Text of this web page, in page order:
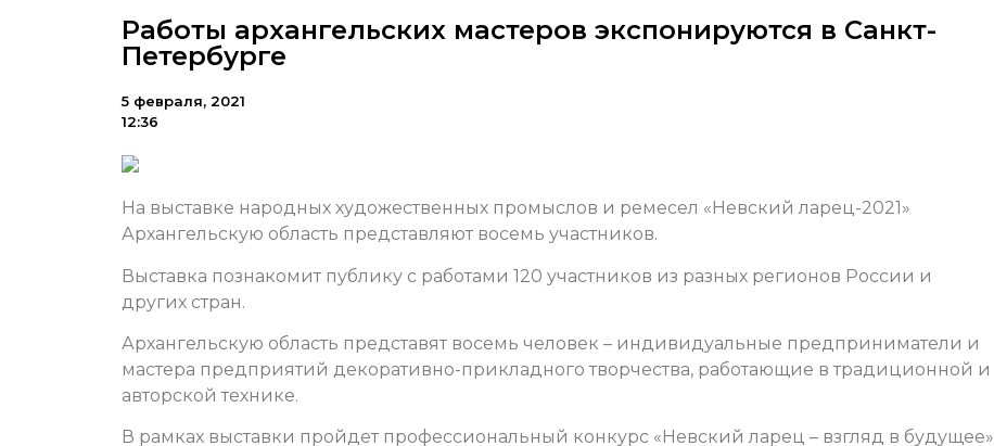
Работы архангельских мастеров экспонируются в Санкт-
Петербурге
5 февраля, 2021
12:36
На выставке народных художественных промыслов и ремесел «Невский ларец-2021»
Архангельскую область представляют восемь участников.
Выставка познакомит публику с работами 120 участников из разных регионов России и
других стран.
Архангельскую область представят восемь человек – индивидуальные предприниматели и
мастера предприятий декоративно-прикладного творчества, работающие в традиционной и
авторской технике.
В рамках выставки пройдет профессиональный конкурс «Невский ларец – взгляд в будущее»